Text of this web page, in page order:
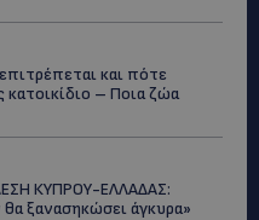
και πότε
κατοικίδιο – Ποια ζώα
ΚΥΠΡΟΥ-ΕΛΛΑΔΑΣ:
ξανασηκώσει άγκυρα»